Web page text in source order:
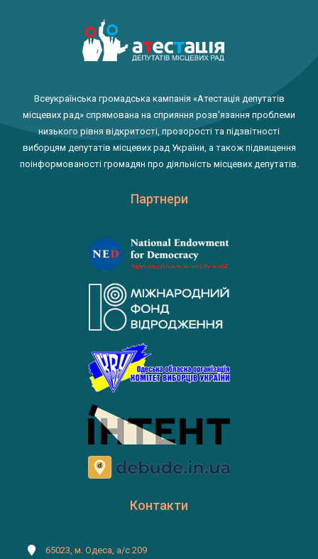
Всеукраїнська громадська кампанія «Атестація депутатів
місцевих рад» спрямована на сприяння розв'язання проблеми
низького рівня відкритості, прозорості та підзвітності
виборцям депутатів місцевих рад України, а також підвищення
поінформованості громадян про діяльність місцевих депутатів.
Партнери
Контакти
65023, м. Одеса, а/с 209